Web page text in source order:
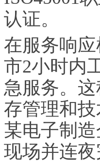
认证。
在服务响
市2小时内
急服务。
存管理和
某电子制
现场并连